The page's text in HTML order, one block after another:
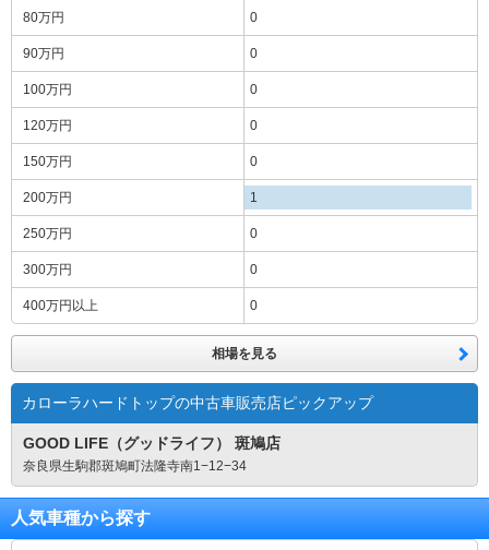
80万円
90万円
100万円
120万円
150万円
200万円
250万円
300万円
400万円 以上
0
0
0
0
0
1
0
0
0
相場を見る
カローラハードトップの中古車販売店ピックアップ
GOOD LIFE（グッドライフ） 斑鳩店
奈良県生駒郡斑鳩町法隆寺南1−12−34
人気車種から探す